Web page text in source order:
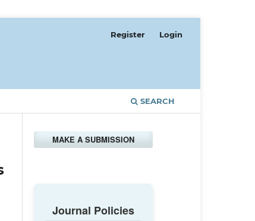
SEARCH
Register Login
MAKE A SUBMISSION
Journal Policies